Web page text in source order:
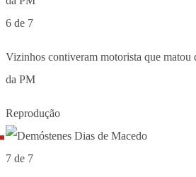
6 de 7
Vizinhos contiveram motorista que matou
da PM
Reprodução
7 de 7